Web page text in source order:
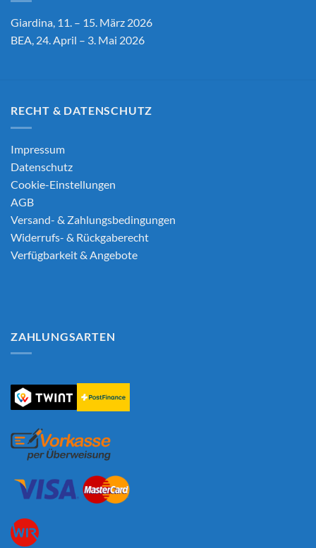
Giardina, 11. – 15. März 2026
BEA, 24. April – 3. Mai 2026
RECHT & DATENSCHUTZ
Impressum
Datenschutz
Cookie-Einstellungen
AGB
Versand- & Zahlungsbedingungen
Widerrufs- & Rückgaberecht
Verfügbarkeit & Angebote
ZAHLUNGSARTEN